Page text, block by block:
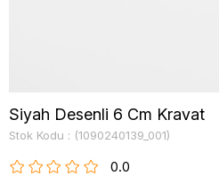
Siyah Desenli 6 Cm Kravat
Stok Kodu (1090240139_001)
0.0